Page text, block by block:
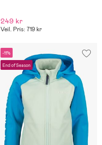
249 kr
Veil. Pris: 719 kr
-11%
End of Season